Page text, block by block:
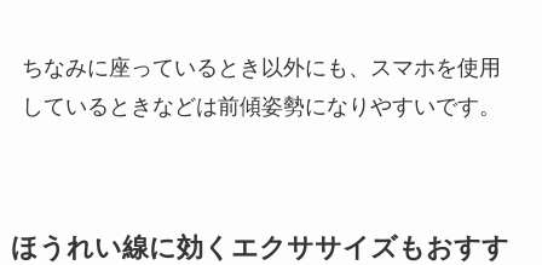
ちなみに座っているとき以外にも、スマホを使用
しているときなどは前傾姿勢になりやすいです。
ほうれい線に効くエクササイズもおすす